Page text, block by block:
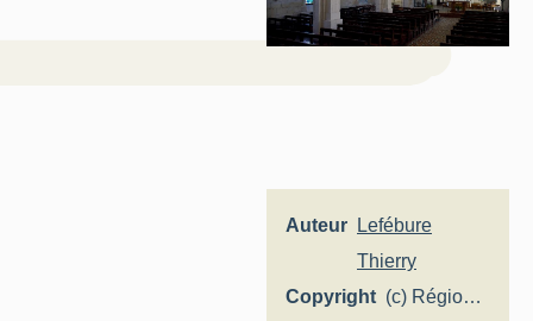
Auteur
Lefébure
Thierry
Copyright (c) Région